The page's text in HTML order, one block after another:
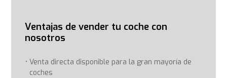
Ventajas de vender tu coche con
nosotros
Venta directa disponible para la gran mayoría de
coches